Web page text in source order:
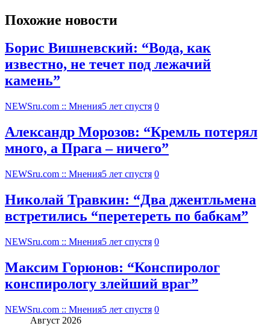
Похожие новости
Борис Вишневский: “Вода, как
известно, не течет под лежачий
камень”
NEWSru.com :: Мнения5 лет спустя 0
Александр Морозов: “Кремль потерял
много, а Прага – ничего”
NEWSru.com :: Мнения5 лет спустя 0
Николай Травкин: “Два джентльмена
встретились “перетереть по бабкам”
NEWSru.com :: Мнения5 лет спустя 0
Максим Горюнов: “Конспиролог
конспирологу злейший враг”
NEWSru.com :: Мнения5 лет спустя 0
Август 2026